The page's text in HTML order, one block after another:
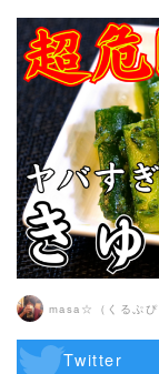
masa☆（くるぷぴ
Twitter